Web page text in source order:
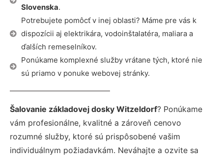
Slovenska.
Potrebujete pomôcť v inej oblasti? Máme pre vás k
dispozícii aj elektrikára, vodoinštalatéra, maliara a
ďalších remeselníkov.
Ponúkame komplexné služby vrátane tých, ktoré nie
sú priamo v ponuke webovej stránky.
Šalovanie základovej dosky Witzeldorf? Ponúkame
vám profesionálne, kvalitné a zároveň cenovo
rozumné služby, ktoré sú prispôsobené vašim
individuálnym požiadavkám. Neváhajte a ozvite sa